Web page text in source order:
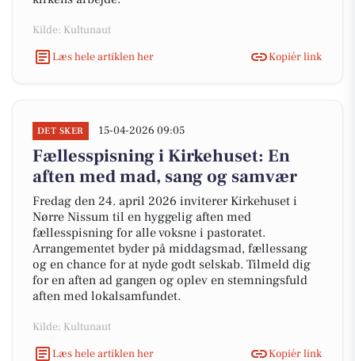
Kilde: Kultunaut
Læs hele artiklen her
Kopiér link
DET SKER 15-04-2026 09:05
Fællesspisning i Kirkehuset: En
aften med mad, sang og samvær
Fredag den 24. april 2026 inviterer Kirkehuset i
Nørre Nissum til en hyggelig aften med
fællesspisning for alle voksne i pastoratet.
Arrangementet byder på middagsmad, fællessang
og en chance for at nyde godt selskab. Tilmeld dig
for en aften ad gangen og oplev en stemningsfuld
aften med lokalsamfundet.
Kilde: Kultunaut
Læs hele artiklen her
Kopiér link